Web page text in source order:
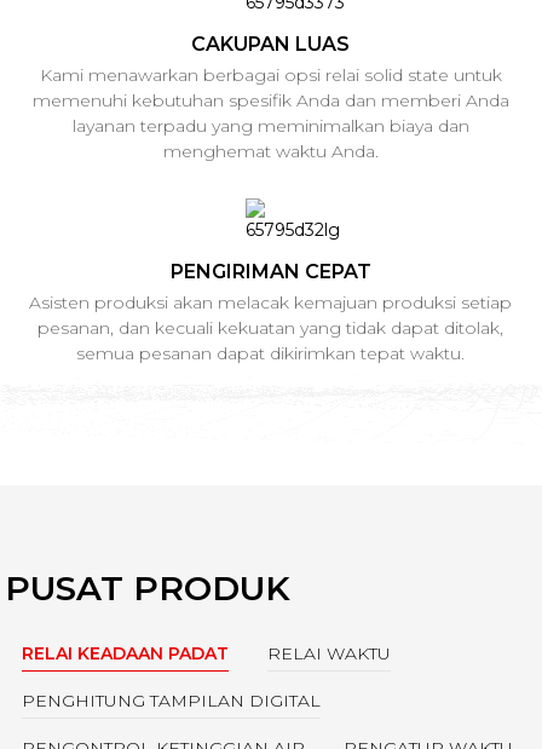
CAKUPAN LUAS
Kami menawarkan berbagai opsi relai solid state untuk
memenuhi kebutuhan spesifik Anda dan memberi Anda
layanan terpadu yang meminimalkan biaya dan
menghemat waktu Anda.
PENGIRIMAN CEPAT
Asisten produksi akan melacak kemajuan produksi setiap
pesanan, dan kecuali kekuatan yang tidak dapat ditolak,
semua pesanan dapat dikirimkan tepat waktu.
PUSAT PRODUK
RELAI KEADAAN PADAT RELAI WAKTU
PENGHITUNG TAMPILAN DIGITAL